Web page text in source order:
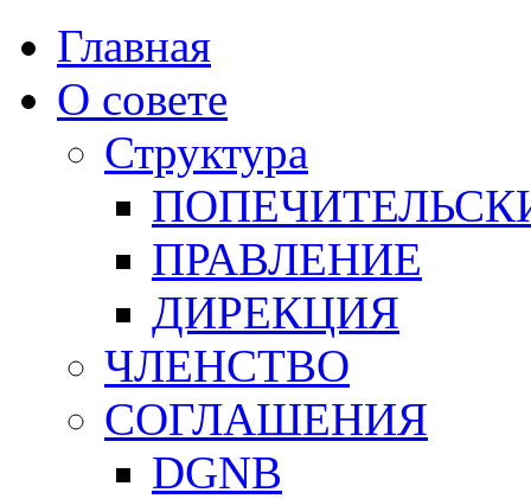
Главная
О совете
Структура
ПРАВЛЕНИЕ
ДИРЕКЦИЯ
ЧЛЕНСТВО
СОГЛАШЕНИЯ
DGNB